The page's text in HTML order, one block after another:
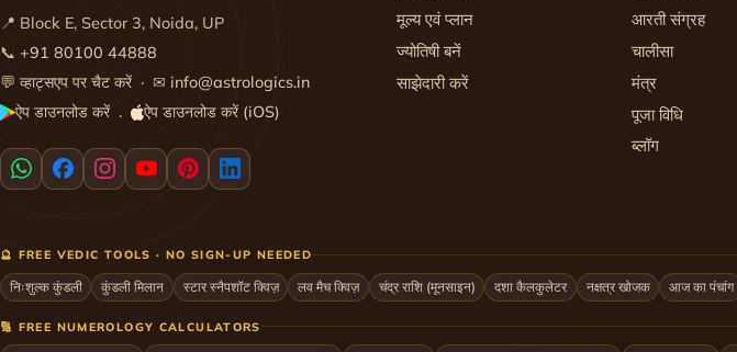
📍 Block E, Sector 3, Noida, UP
📞 +91 80100 44888
💬 व्हाट्सएप पर चैट करें · ✉ info@astrologics.in
ऐप डाउनलोड करें· ऐप डाउनलोड करें (iOS)
मूल्य एवं प्लान
ज्योतिषी बनें
साझेदारी करें
आरती संग्रह
चालीसा
मंत्र
पूजा विधि
ब्लॉग
🔮 FREE VEDIC TOOLS · NO SIGN-UP NEEDED
निःशुल्क कुंडली कुंडली मिलान स्टार स्नैपशॉट क्विज़ लव मैच क्विज़ चंद्र राशि (मूनसाइन) दशा कैलकुलेटर नक्षत्र खोजक आज का पंचांग
🔢 FREE NUMEROLOGY CALCULATORS